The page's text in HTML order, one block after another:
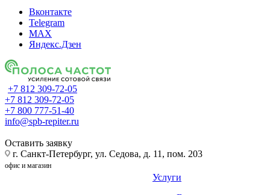
Вконтакте
Telegram
MAX
Яндекс.Дзен
+7 812 309-72-05
+7 812 309-72-05
+7 800 777-51-40
info@spb-repiter.ru
Оставить заявку
г. Санкт-Петербург, ул. Седова, д. 11, пом. 203
офис и магазин
Услуги